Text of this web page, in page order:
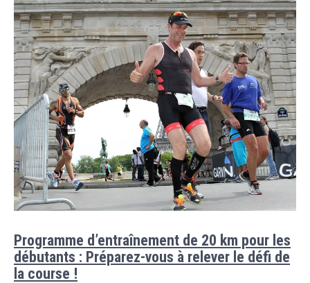
Programme d’entraînement de 20 km pour les
débutants : Préparez-vous à relever le défi de
la course !